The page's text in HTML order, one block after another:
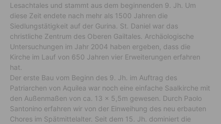
Lesachtales und stammt aus dem beginnenden 9. Jh. Um
diese Zeit endete nach mehr als 1500 Jahren die
Siedlungstätigkeit auf der Gurina. St. Daniel war das
christliche Zentrum des Oberen Gailtales. Archäologische
Untersuchungen im Jahr 2004 haben ergeben, dass die
Kirche im Lauf von 650 Jahren vier Erweiterungen erfahren
hat.
Der erste Bau vom Beginn des 9. Jh. im Auftrag des
Patriarchen von Aquilea war noch eine einfache Saalkirche mit
den Außenmaßen von ca. 13 x 5,5m gewesen. Durch Paolo
Santonino erfahren wir von der Einweihung des neu erbauten
Chores im Spätmittelalter. Seit dem 15. Jh. dominiert die